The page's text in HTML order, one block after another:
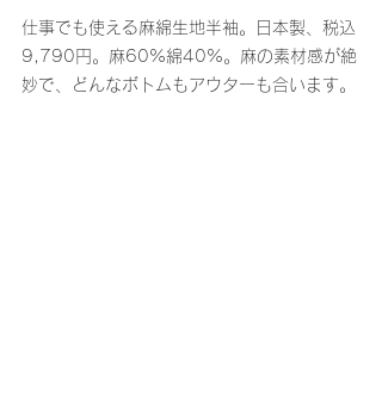
仕事でも使える麻綿生地半袖。日本製、税込
9,790円。麻60%綿40%。麻の素材感が絶
妙で、どんなボトムもアウターも合います。